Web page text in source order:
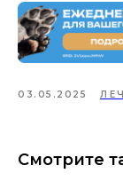
03.05.2025
Смотрите
Заболевания
Стартовый набор
Опасные и
для кошек
Прививки для кошек
Собаки
Породы
Здоровье
Диагностика
Лечение